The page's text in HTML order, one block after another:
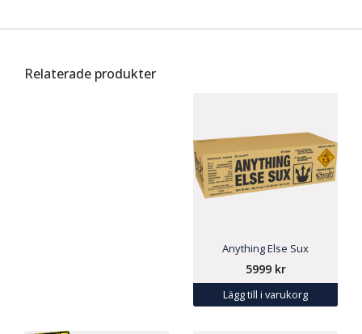
Relaterade produkter
Anything Else Sux
5999 kr
Lägg till i varukorg